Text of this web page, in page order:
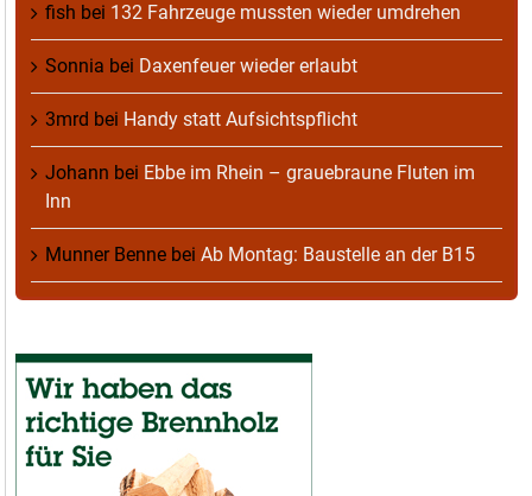
fish bei 132 Fahrzeuge mussten wieder umdrehen
Sonnia bei Daxenfeuer wieder erlaubt
3mrd bei Handy statt Aufsichtspflicht
Johann bei Ebbe im Rhein – grauebraune Fluten im
Inn
Munner Benne bei Ab Montag: Baustelle an der B15